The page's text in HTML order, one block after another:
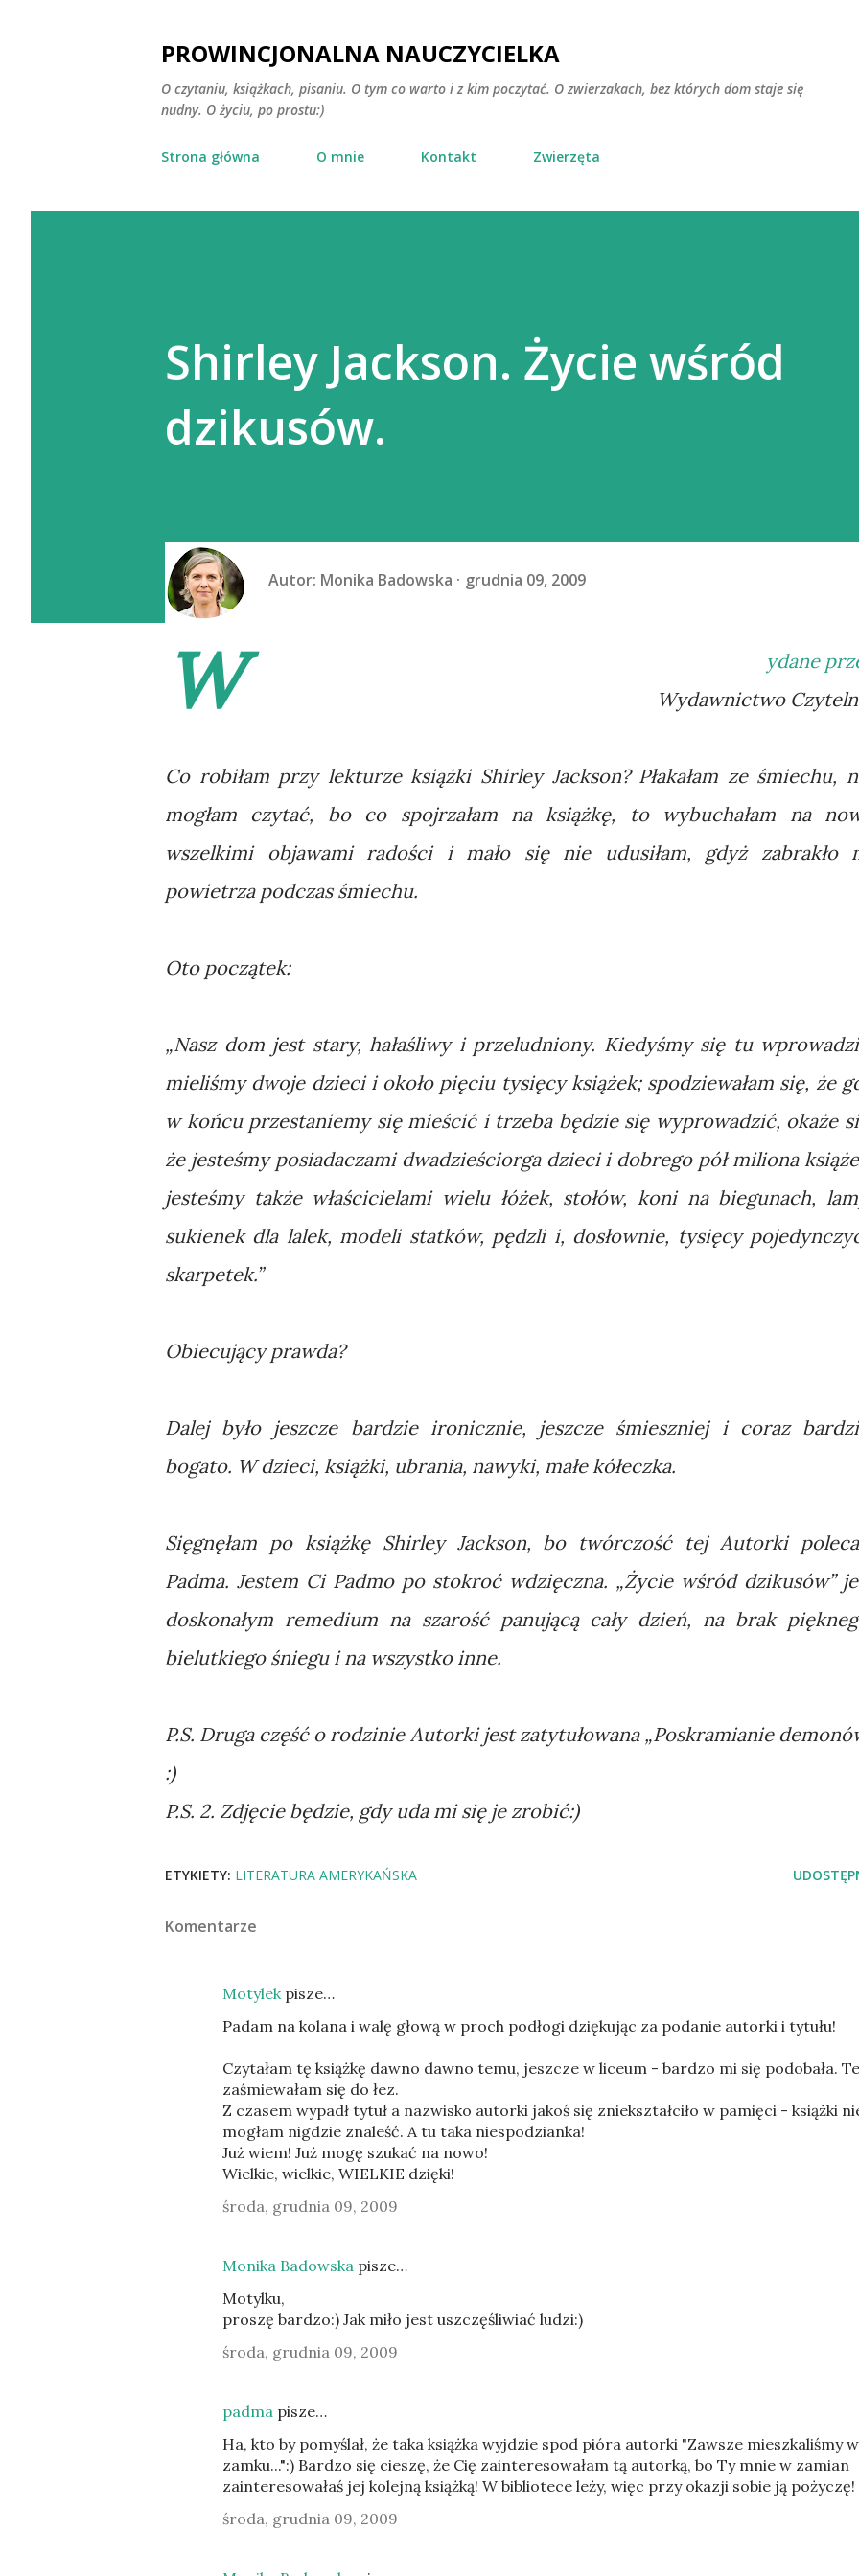
PROWINCJONALNA NAUCZYCIELKA
O czytaniu, książkach, pisaniu. O tym co warto i z kim poczytać. O zwierzakach, bez których dom staje się
nudny. O życiu, po prostu:)
Strona główna O mnie Kontakt Zwierzęta
Shirley Jackson. Życie wśród
dzikusów.
Autor: Monika Badowska grudnia 09, 2009
W
ydane
Wydawnictwo
Co robiłam przy lekturze książki Shirley Jackson? Płakałam ze śmiechu,
mogłam czytać, bo co spojrzałam na książkę, to wybuchałam na
wszelkimi objawami radości i mało się nie udusiłam, gdyż zabrakło
powietrza podczas śmiechu.
Oto początek:
„Nasz dom jest stary, hałaśliwy i przeludniony. Kiedyśmy się tu
mieliśmy dwoje dzieci i około pięciu tysięcy książek; spodziewałam się, że
w końcu przestaniemy się mieścić i trzeba będzie się wyprowadzić, okaże
że jesteśmy posiadaczami dwadzieściorga dzieci i dobrego pół miliona
jesteśmy także właścicielami wielu łóżek, stołów, koni na biegunach,
sukienek dla lalek, modeli statków, pędzli i, dosłownie, tysięcy
skarpetek.”
Obiecujący prawda?
Dalej było jeszcze bardzie ironicznie, jeszcze śmieszniej i coraz
bogato. W dzieci, książki, ubrania, nawyki, małe kółeczka.
Sięgnęłam po książkę Shirley Jackson, bo twórczość tej Autorki
Padma. Jestem Ci Padmo po stokroć wdzięczna. „Życie wśród dzikusów”
doskonałym remedium na szarość panującą cały dzień, na brak
bielutkiego śniegu i na wszystko inne.
P.S. Druga część o rodzinie Autorki jest zatytułowana „Poskramianie
:)
P.S. 2. Zdjęcie będzie, gdy uda mi się je zrobić:)
ETYKIETY: LITERATURA AMERYKAŃSKA
Komentarze
Motylekpisze…
Padam na kolana i walę głową w proch podłogi dziękując za podanie autorki i tytułu!
Czytałam tę książkę dawno dawno temu, jeszcze w liceum - bardzo mi się podobała.
zaśmiewałam się do łez.
Z czasem wypadł tytuł a nazwisko autorki jakoś się zniekształciło w pamięci - książki
mogłam nigdzie znaleść. A tu taka niespodzianka!
Już wiem! Już mogę szukać na nowo!
Wielkie, wielkie, WIELKIE dzięki!
środa, grudnia 09, 2009
Monika Badowska pisze…
Motylku,
proszę bardzo:) Jak miło jest uszczęśliwiać ludzi:)
środa, grudnia 09, 2009
padma pisze…
Ha, kto by pomyślał, że taka książka wyjdzie spod pióra autorki "Zawsze mieszkaliśmy w
zamku...":) Bardzo się cieszę, że Cię zainteresowałam tą autorką, bo Ty mnie w zamian
zainteresowałaś jej kolejną książką! W bibliotece leży, więc przy okazji sobie ją pożyczę!
środa, grudnia 09, 2009